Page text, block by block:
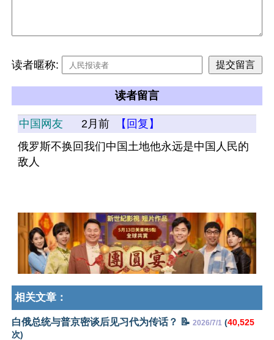
读者暱称:
读者留言
中国网友 2月前
【回复】
俄罗斯不换回我们中国土地他永远是中国人民的
敌人
相关文章：
白俄总统与普京密谈后见习代为传话？ 📝 2026/7/1 (40,525
次)